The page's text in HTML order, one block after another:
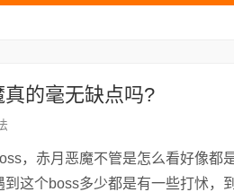
的毫无缺点吗?
赤月恶魔不管是怎么看好像都
这个boss多少都是有一些打怵，